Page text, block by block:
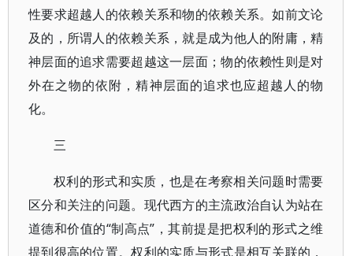
性要求超越人的依赖关系和物的依赖关系。如前文论
及的，所谓人的依赖关系，就是成为他人的附庸，精
神层面的追求需要超越这一层面；物的依赖性则是对
外在之物的依附，精神层面的追求也应超越人的物
化。
三
权利的形式和实质，也是在考察相关问题时需要
区分和关注的问题。现代西方的主流政治自认为站在
道德和价值的“制高点”，其前提是把权利的形式之维
提到很高的位置。权利的实质与形式是相互关联的，